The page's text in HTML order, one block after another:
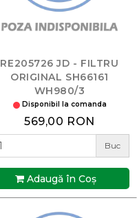
RE205726 JD - FILTRU
ORIGINAL SH66161
WH980/3
Disponibil la comanda
569,00 RON
Buc
Adaugă în Coş